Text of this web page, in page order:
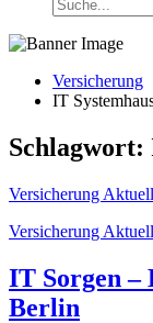
auf
Versicherung-
Versicherung
IT
Schlagwort:
Versicherung Aktuell
Categories
Versicherung Aktuell
IT Sorgen –
Berlin